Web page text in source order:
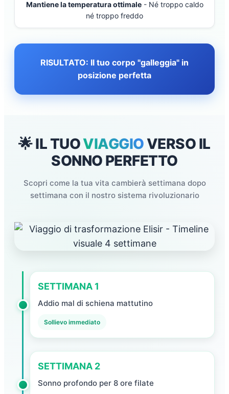
Mantiene la temperatura ottimale- Né troppo caldo
né troppo freddo
RISULTATO: Il tuo corpo "galleggia" in
posizione perfetta
🌟 IL TUOVIAGGIO VERSO IL
SONNO PERFETTO
Scopri come la tua vita cambierà settimana dopo
settimana con il nostro sistema rivoluzionario
SETTIMANA 1
Addio mal di schiena mattutino
Sollievo immediato
SETTIMANA 2
Sonno profondo per 8 ore filate